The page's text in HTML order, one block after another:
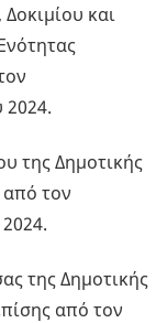
Δοκιμίου και
2024.
της Δημοτικής
τον
της Δημοτικής
από τον